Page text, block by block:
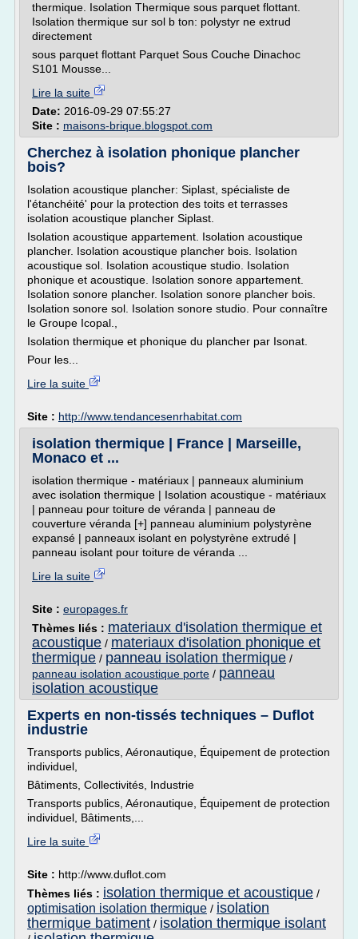
thermique. Isolation Thermique sous parquet flottant.
Isolation thermique sur sol b ton: polystyr ne extrud
directement
sous parquet flottant Parquet Sous Couche Dinachoc
S101 Mousse...
Lire la suite
Date: 2016-09-29 07:55:27
Site : maisons-brique.blogspot.com
Cherchez à isolation phonique plancher
bois?
Isolation acoustique plancher: Siplast, spécialiste de
l'étanchéité' pour la protection des toits et terrasses
isolation acoustique plancher Siplast.
Isolation acoustique appartement. Isolation acoustique
plancher. Isolation acoustique plancher bois. Isolation
acoustique sol. Isolation acoustique studio. Isolation
phonique et acoustique. Isolation sonore appartement.
Isolation sonore plancher. Isolation sonore plancher bois.
Isolation sonore sol. Isolation sonore studio. Pour connaître
le Groupe Icopal.,
Isolation thermique et phonique du plancher par Isonat.
Pour les...
Lire la suite
Site : http://www.tendancesenrhabitat.com
isolation thermique | France | Marseille,
Monaco et ...
isolation thermique - matériaux | panneaux aluminium
avec isolation thermique | Isolation acoustique - matériaux
| panneau pour toiture de véranda | panneau de
couverture véranda [+] panneau aluminium polystyrène
expansé | panneaux isolant en polystyrène extrudé |
panneau isolant pour toiture de véranda ...
Lire la suite
Site : europages.fr
Thèmes liés : materiaux d'isolation thermique et
acoustique / materiaux d'isolation phonique et
thermique / panneau isolation thermique /
panneau isolation acoustique porte / panneau
isolation acoustique
Experts en non-tissés techniques – Duflot
industrie
Transports publics, Aéronautique, Équipement de protection
individuel,
Bâtiments, Collectivités, Industrie
Transports publics, Aéronautique, Équipement de protection
individuel, Bâtiments,...
Lire la suite
Site : http://www.duflot.com
Thèmes liés : isolation thermique et acoustique /
optimisation isolation thermique / isolation
thermique batiment / isolation thermique isolant